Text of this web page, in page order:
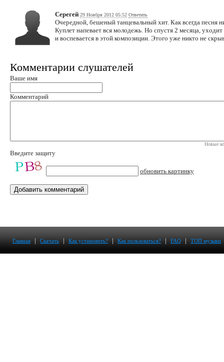
Серегей 29 Ноября 2012 05:52 Ответить
Очередной, бешеный танцевальный хит. Как всегда песня
Куплет напевает вся молодежь. Но спустя 2 месяца,
и воспевается в этой композиции. Этого уже никто не
Комментарии слушателей
Ваше имя
Комментарий
Новые
Введите защиту
обновить картинку
Главная | Скачать | Как установить? | Как пользоваться? | FAQ | ТОП музыки